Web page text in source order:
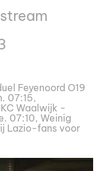
Feyenoord O19
07:15,
Waalwijk -
07:10, Weinig
Lazio-fans voor